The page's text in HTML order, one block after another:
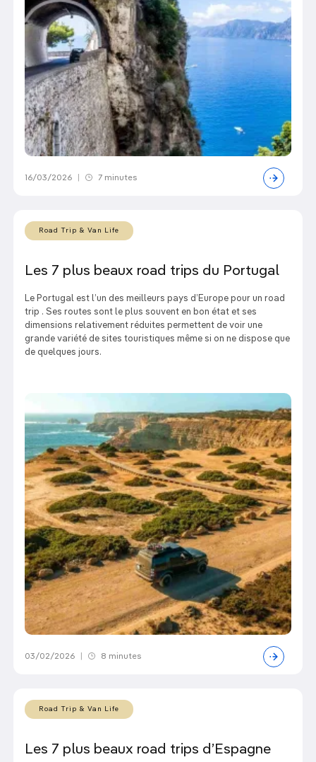
16/03/2026 7 minutes
Road Trip & Van Life
Les 7 plus beaux road trips du Portugal
Le Portugal est l’un des meilleurs pays d’Europe pour un road
trip . Ses routes sont le plus souvent en bon état et ses
dimensions relativement réduites permettent de voir une
grande variété de sites touristiques même si on ne dispose que
de quelques jours.
03/02/2026 8 minutes
Road Trip & Van Life
Les 7 plus beaux road trips d’Espagne